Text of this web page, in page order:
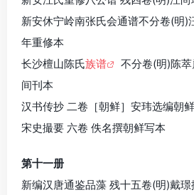
新安休宁岭南张氏会通谱不分卷(明)
年重修本
长沙檀山陈氏族谱
不分卷(明)陈
间刊本
汉书传抄 二卷［朝鲜］安玮选编朝
宋史撮要 六卷 佚名撰朝鲜写本
第十一册
新编汉唐通鉴品藻 残十五卷(明)戴